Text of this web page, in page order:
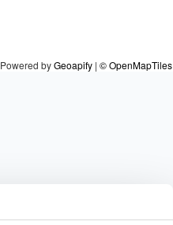
Powered byGeoapify | © OpenMapTiles